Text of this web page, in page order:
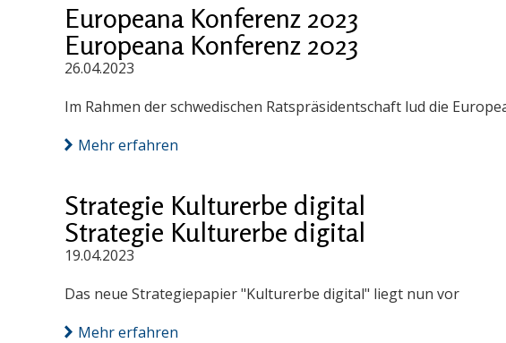
Europeana Konferenz 2023
Europeana Konferenz 2023
26.04.2023
Im Rahmen der schwedischen Ratspräsidentschaft lud die
Mehr erfahren
Strategie Kulturerbe digital
Strategie Kulturerbe digital
19.04.2023
Das neue Strategiepapier "Kulturerbe digital" liegt nun vor
Mehr erfahren